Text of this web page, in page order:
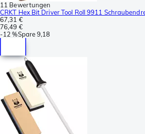
11 Bewertungen
CRKT Hex Bit Driver Tool Roll 9911
67,31 €
76,49 €
-12 %Spare9,18